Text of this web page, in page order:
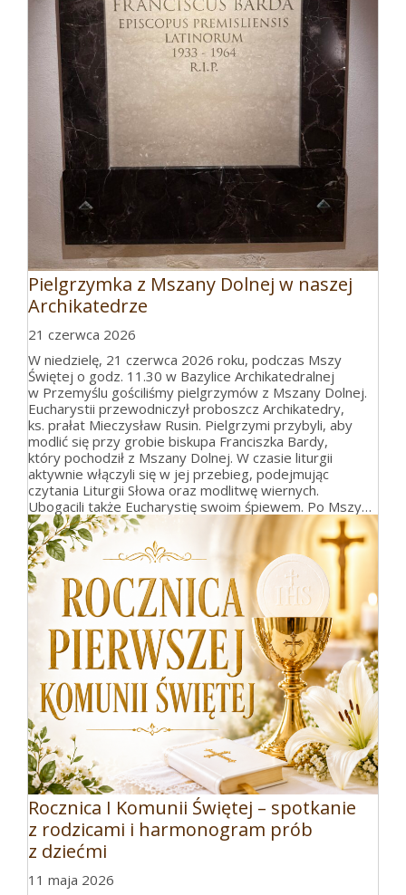
Pielgrzymka z Mszany Dolnej w naszej
Archikatedrze
21 czerwca 2026
W niedzielę, 21 czerwca 2026 roku, podczas Mszy
Świętej o godz. 11.30 w Bazylice Archikatedralnej
w Przemyślu gościliśmy pielgrzymów z Mszany Dolnej.
Eucharystii przewodniczył proboszcz Archikatedry,
ks. prałat Mieczysław Rusin. Pielgrzymi przybyli, aby
modlić się przy grobie biskupa Franciszka Bardy,
który pochodził z Mszany Dolnej. W czasie liturgii
aktywnie włączyli się w jej przebieg, podejmując
czytania Liturgii Słowa oraz modlitwę wiernych.
Ubogacili także Eucharystię swoim śpiewem. Po Mszy…
Rocznica I Komunii Świętej – spotkanie
z rodzicami i harmonogram prób
z dziećmi
11 maja 2026